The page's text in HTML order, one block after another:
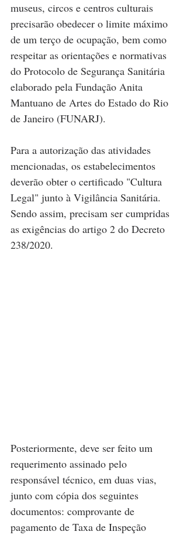
museus, circos e centros culturais
precisarão obedecer o limite máximo
de um terço de ocupação, bem como
respeitar as orientações e normativas
do Protocolo de Segurança Sanitária
elaborado pela Fundação Anita
Mantuano de Artes do Estado do Rio
de Janeiro (FUNARJ).
Para a autorização das atividades
mencionadas, os estabelecimentos
deverão obter o certificado "Cultura
Legal" junto à Vigilância Sanitária.
Sendo assim, precisam ser cumpridas
as exigências do artigo 2 do Decreto
238/2020.
Posteriormente, deve ser feito um
requerimento assinado pelo
responsável técnico, em duas vias,
junto com cópia dos seguintes
documentos: comprovante de
pagamento de Taxa de Inspeção